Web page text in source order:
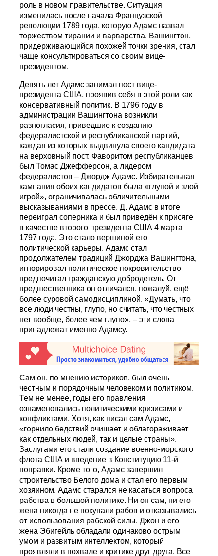
роль в новом правительстве. Ситуация
изменилась после начала Французской
революции 1789 года, которую Адамс назвал
торжеством тирании и варварства. Вашингтон,
придерживающийся похожей точки зрения, стал
чаще консультироваться со своим вице-
президентом.
Девять лет Адамс занимал пост вице-
президента США, проявив себя в этой роли как
консервативный политик. В 1796 году в
администрации Вашингтона возникли
разногласия, приведшие к созданию
федералистской и республиканской партий,
каждая из которых выдвинула своего кандидата
на верховный пост. Фаворитом республиканцев
был Томас Джефферсон, а лидером
федералистов – Джордж Адамс. Избирательная
кампания обоих кандидатов была «глупой и злой
игрой», ограничивалась обличительными
высказываниями в прессе. Д. Адамс в итоге
переиграл соперника и был приведён к присяге
в качестве второго президента США 4 марта
1797 года. Это стало вершиной его
политической карьеры. Адамс стал
продолжателем традиций Джорджа Вашингтона,
игнорировал политическое покровительство,
предпочитал гражданскую добродетель. От
предшественника он отличался, пожалуй, ещё
более суровой самодисциплиной. «Думать, что
все люди честны, глупо, но считать, что честных
нет вообще, более чем глупо», – эти слова
принадлежат именно Адамсу.
Сам он, по мнению историков, был очень
честным и порядочным человеком и политиком.
Тем не менее, годы его правления
ознаменовались политическими кризисами и
конфликтами. Хотя, как писал сам Адамс,
«горнило бедствий очищает и облагораживает
как отдельных людей, так и целые страны».
Заслугами его стали создание военно-морского
флота США и введение в Конституцию 11-й
поправки. Кроме того, Адамс завершил
строительство Белого дома и стал его первым
хозяином. Адамс старался не касаться вопроса
рабства в большой политике. Ни он сам, ни его
жена никогда не покупали рабов и отказывались
от использования рабской силы. Джон и его
жена Эбигейль обладали одинаково острым
умом и развитым интеллектом, который
проявляли в похвале и критике друг друга. Все